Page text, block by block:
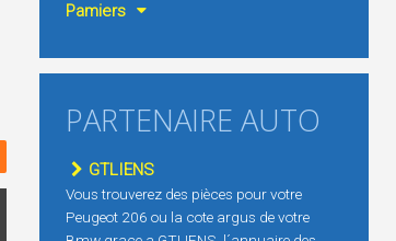
Pamiers
PARTENAIRE AUTO
GTLIENS
Vous trouverez des pièces pour votre
Peugeot 206 ou la cote argus de votre